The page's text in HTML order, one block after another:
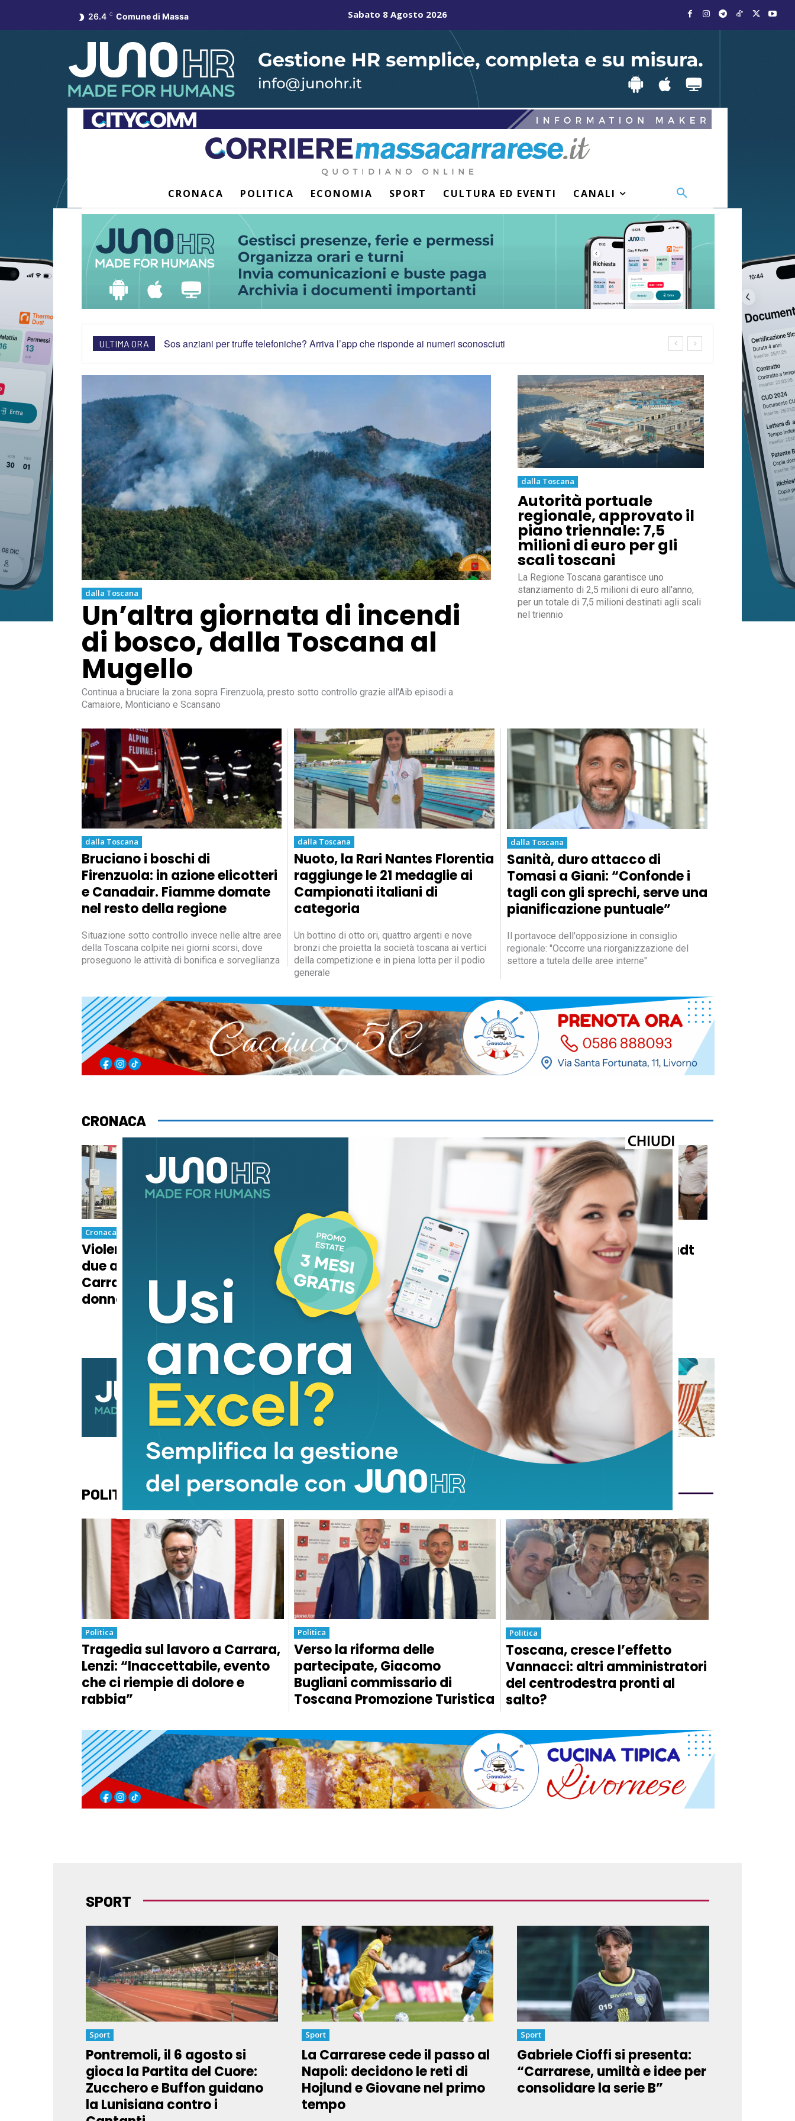
26.4 C Comune di Massa Sabato 8 Agosto 2026
CRONACA POLITICA ECONOMIA SPORT CULTURA ED EVENTI CANALI
ULTIMA ORA Sos anziani per truffe telefoniche? Arriva l’app che risponde ai numeri sconosciuti
dalla Toscana
Un’altra giornata di incendi
di bosco, dalla Toscana al
Mugello
Continua a bruciare la zona sopra Firenzuola, presto sotto controllo grazie all'Aib episodi a
Camaiore, Monticiano e Scansano
dalla Toscana
Autorità portuale
regionale, approvato il
piano triennale: 7,5
milioni di euro per gli
scali toscani
La Regione Toscana garantisce uno
stanziamento di 2,5 milioni di euro all'anno,
per un totale di 7,5 milioni destinati agli scali
nel triennio
dalla Toscana
Bruciano i boschi di
Firenzuola: in azione elicotteri
e Canadair. Fiamme domate
nel resto della regione
Situazione sotto controllo invece nelle altre aree
della Toscana colpite nei giorni scorsi, dove
proseguono le attività di bonifica e sorveglianza
dalla Toscana
Nuoto, la Rari Nantes Florentia
raggiunge le 21 medaglie ai
Campionati italiani di
categoria
Un bottino di otto ori, quattro argenti e nove
bronzi che proietta la società toscana ai vertici
della competizione e in piena lotta per il podio
generale
dalla Toscana
Sanità, duro attacco di
Tomasi a Giani: “Confonde i
tagli con gli sprechi, serve una
pianificazione puntuale”
Il portavoce dell'opposizione in consiglio
regionale: "Occorre una riorganizzazione del
settore a tutela delle aree interne"
CRONACA
Cronaca
Violento scontro fra
due auto nella notte a
Carrara: grave una
donna di 58 anni
Muore sul sentiero
davanti ai nipoti:
dramma a due passi
dal rifugio Nello Conti
Cronaca
Incidente mortale sul
lavoro a Carrara:
44enne schiacciato
da alcune lastre di
marmo
Carrara e Ingolstadt
rinnovano il
gemellaggio di 64
anni alla Carrara
Weinfest
POLITICA
Politica
Tragedia sul lavoro a Carrara,
Lenzi: “Inaccettabile, evento
che ci riempie di dolore e
rabbia”
Politica
Verso la riforma delle
partecipate, Giacomo
Bugliani commissario di
Toscana Promozione Turistica
Politica
Toscana, cresce l’effetto
Vannacci: altri amministratori
del centrodestra pronti al
salto?
SPORT
Sport
Pontremoli, il 6 agosto si
gioca la Partita del Cuore:
Zucchero e Buffon guidano
la Lunisiana contro i
Sport
La Carrarese cede il passo al
Napoli: decidono le reti di
Hojlund e Giovane nel primo
tempo
Sport
Gabriele Cioffi si presenta:
“Carrarese, umiltà e idee per
consolidare la serie B”